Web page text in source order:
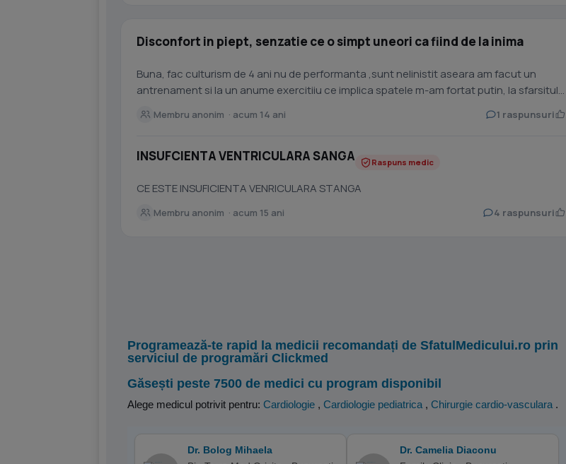
Disconfort in piept, senzatie ce o simpt uneori ca fiind de la inima
Buna, fac culturism de 4 ani nu de performanta ,sunt nelinistit aseara am facut un
antrenament si la un anume exercitiiu ce implica spatele m-am fortat putin, la sfarsitul
Membru anonim · acum 14 ani 1 raspunsuri
INSUFCIENTA VENTRICULARA SANGA Raspuns medic
CE ESTE INSUFICIENTA VENRICULARA STANGA
Membru anonim · acum 15 ani 4 raspunsuri
Programează-te rapid la medicii recomandați de SfatulMedicului.ro prin
serviciul de programări Clickmed
Găsești peste 7500 de medici cu program disponibil
Alege medicul potrivit pentru: Cardiologie , Cardiologie pediatrica , Chirurgie cardio-vasculara .
Dr. Bolog Mihaela
Dr. Camelia Diaconu